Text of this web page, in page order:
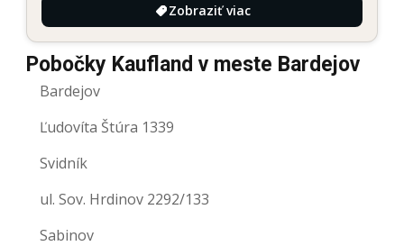
Zobraziť viac
Pobočky Kaufland v meste Bardejov
Bardejov
Ľudovíta Štúra 1339
Svidník
ul. Sov. Hrdinov 2292/133
Sabinov